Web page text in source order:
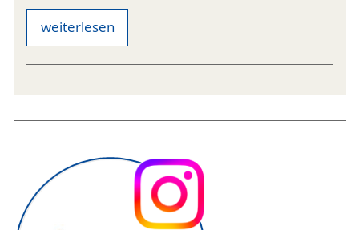
weiterlesen